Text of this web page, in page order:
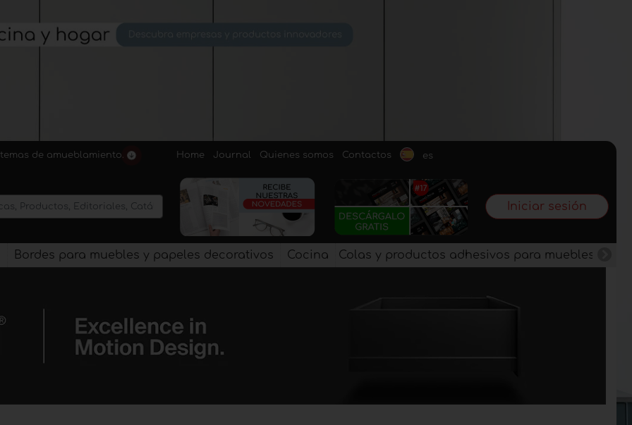
de amueblamiento. Home Journal Quienes somos Contactos es
Iniciar sesión
Bordes para muebles y papeles decorativos Cocina Colas y productos adhesivos para muebles